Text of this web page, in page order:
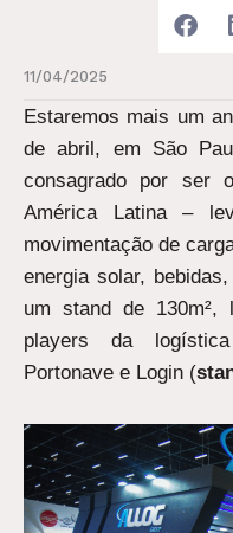
11/04/2025
Estaremos mais um
de abril, em São
consagrado por ser
América Latina –
movimentação de
energia solar,
um stand de 130m²,
players da
Portonave e Login (